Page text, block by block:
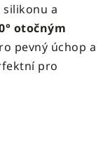
a
otočným
pevný úchop a
pro